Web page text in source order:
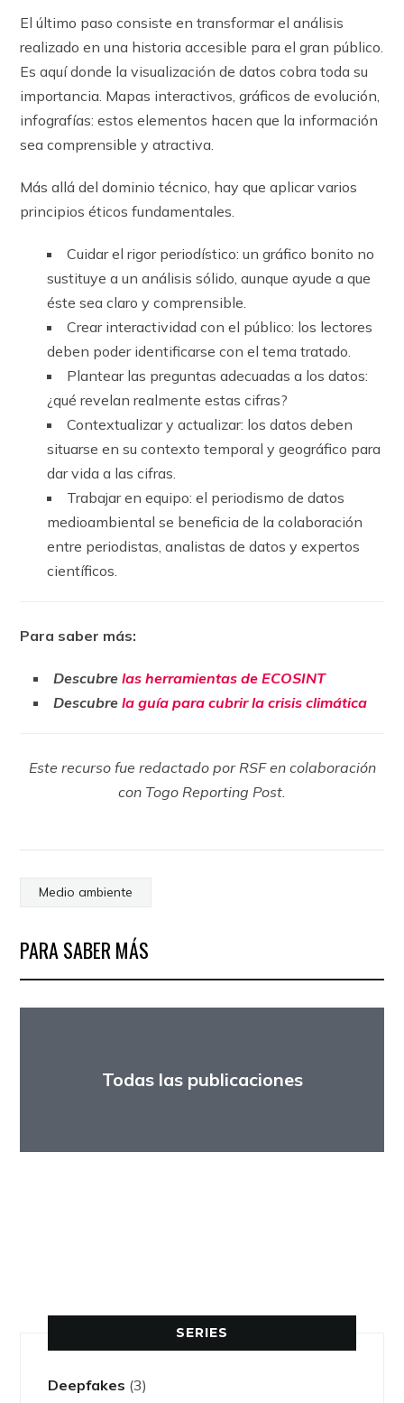
El último paso consiste en transformar el análisis
realizado en una historia accesible para el gran público.
Es aquí donde la visualización de datos cobra toda su
importancia. Mapas interactivos, gráficos de evolución,
infografías: estos elementos hacen que la información
sea comprensible y atractiva.
Más allá del dominio técnico, hay que aplicar varios
principios éticos fundamentales.
Cuidar el rigor periodístico: un gráfico bonito no
sustituye a un análisis sólido, aunque ayude a que
éste sea claro y comprensible.
Crear interactividad con el público: los lectores
deben poder identificarse con el tema tratado.
Plantear las preguntas adecuadas a los datos:
¿qué revelan realmente estas cifras?
Contextualizar y actualizar: los datos deben
situarse en su contexto temporal y geográfico para
dar vida a las cifras.
Trabajar en equipo: el periodismo de datos
medioambiental se beneficia de la colaboración
entre periodistas, analistas de datos y expertos
científicos.
Para saber más:
Descubrelas herramientas de ECOSINT
Descubrela guía para cubrir la crisis climática
Este recurso fue redactado por RSF en colaboración
con Togo Reporting Post.
Medio ambiente
PARA SABER MÁS
Todas las publicaciones
SERIES
Deepfakes (3)